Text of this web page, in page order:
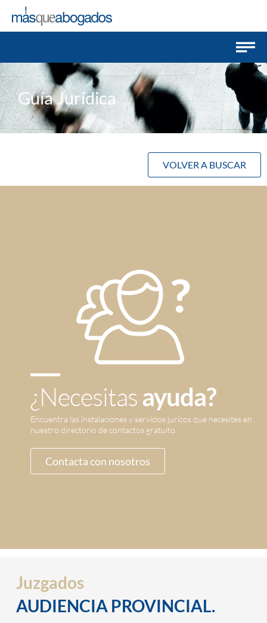
Guía Jurídica
VOLVER A BUSCAR
¿Necesitasayuda?
Encuentra las instalaciones y servicios jurícos que necesites en
nuestro directorio de contactos gratuito.
Contacta con nosotros
Juzgados
AUDIENCIA PROVINCIAL.